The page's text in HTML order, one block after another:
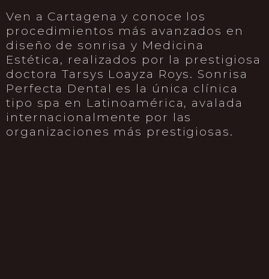
Ven a Cartagena y conoce los
procedimientos más avanzados en
diseño de sonrisa y Medicina
Estética, realizados por la prestigiosa
doctora Tarsys Loayza Roys. Sonrisa
Perfecta Dental es la única clínica
tipo spa en Latinoamérica, avalada
internacionalmente por las
organizaciones más prestigiosas.